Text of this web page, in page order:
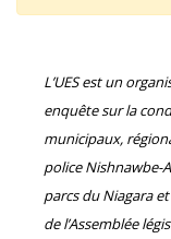
L’UES est un
enquête sur la
municipaux,
police Nishnawbe-
parcs du Niagara
de l’Assemblée